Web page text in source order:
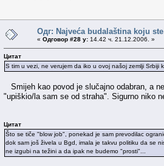
Одг: Najveća budalaština koju
« Одговор #28 у: 14.42 ч. 21.12.2006. »
Цитат
S tim u vezi, ne verujem da iko u ovoj našoj zemlji
Smijeh kao povod je slučajno odabran, a
"upiškio/la sam se od straha". Sigurno niko
Цитат
Što se tiče "blow job", ponekad je sam prevodilac
dok sam još živela u Bgd, imala je takvu politiku da se
ne izgubi na težini a da ipak ne budemo "prosti"...